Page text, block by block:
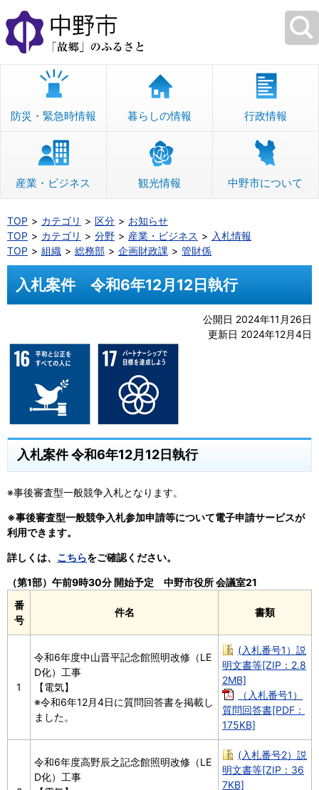
本
文
へ
移
防災・緊急時情報 暮らしの情報 行政情報
産業・ビジネス 観光情報 中野市について
TOP カテゴリ 区分
お知らせ
TOP
カテゴリ 分野 産業・ビジネス
入札情報
TOP
組織 総務部 企画財政課 管財係
入札案件 令和6年12月12日執行
公開日 2024年11月26日
更新日 2024年12月4日
入札案件 令和6年12月12日執行
※事後審査型一般競争入札となります。
※事後審査型一般競争入札参加申請等について電子申請サービスが
利用できます。
詳しくは、 こちらをご確認ください。
番
号
件名 書類
（第1部）午前9時30分 開始予定 中野市役所 会議室21
1
令和6年度中山晋平記念館照明改修（LE
D化）工事
【電気】
※令和6年12月4日に質問回答書を掲載し
ました。
(入札番号1）説
明文書等[ZIP：2.8
2MB]
（入札番号1）
質問回答書[PDF：
175KB]
令和6年度高野辰之記念館照明改修（LE
D化）工事
(入札番号2）説
明文書等[ZIP：36
7KB]